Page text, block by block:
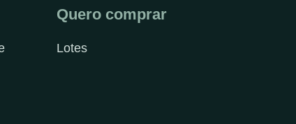
Quero comprar
Lotes